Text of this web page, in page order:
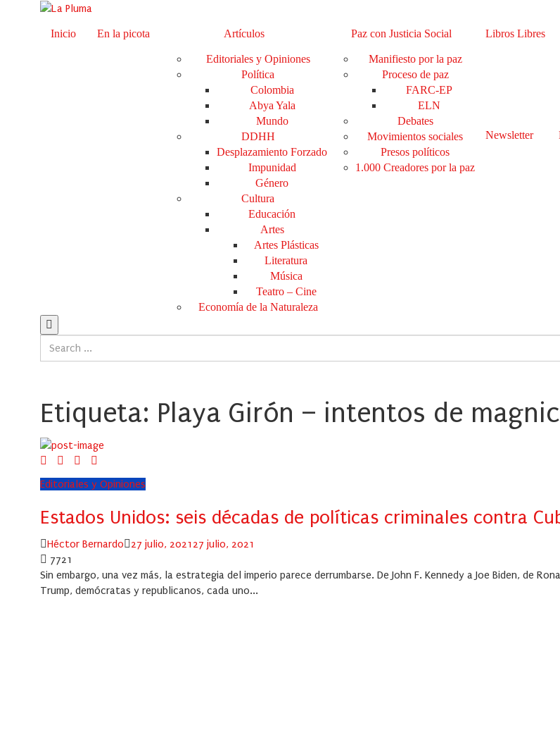
Inicio En la picota Artículos
Editoriales y Opiniones
Política
Colombia
Abya Yala
Mundo
DDHH
Desplazamiento Forzado
Impunidad
Género
Cultura
Educación
Artes
Artes Plásticas
Literatura
Música
Teatro – Cine
Economía de la Naturaleza
Paz con Justicia Social
Manifiesto por la paz
Proceso de paz
FARC-EP
ELN
Debates
Movimientos sociales
Presos políticos
1.000 Creadores por la paz
Libros Libres
Newsletter
Etiqueta: Playa Girón – intentos de
Editoriales y Opiniones
Estados Unidos: seis décadas de políticas criminales contra
Author
Héctor Bernardo
Posted
27 julio, 2021 27 julio, 2021
7721
Sin embargo, una vez más, la estrategia del imperio parece derrumbarse. De John F. Kennedy a Joe Biden, de
Trump, demócratas y republicanos, cada uno...